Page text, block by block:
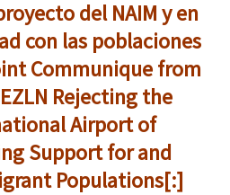
del NAIM y en
con las poblaciones
Communique from
Rejecting the
Airport of
Support for and
Populations[:]